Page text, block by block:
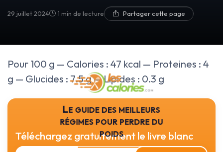
29 juillet 2024 1 min de lecture Partager cette page
Pour 100 g — Calories : 47 kcal — Proteines : 4
g — Glucides : 7.5 g — Lipides : 0.3 g
Le guide des meilleurs
régimes pour perdre du
poids
Téléchargez gratuitement le livre blanc